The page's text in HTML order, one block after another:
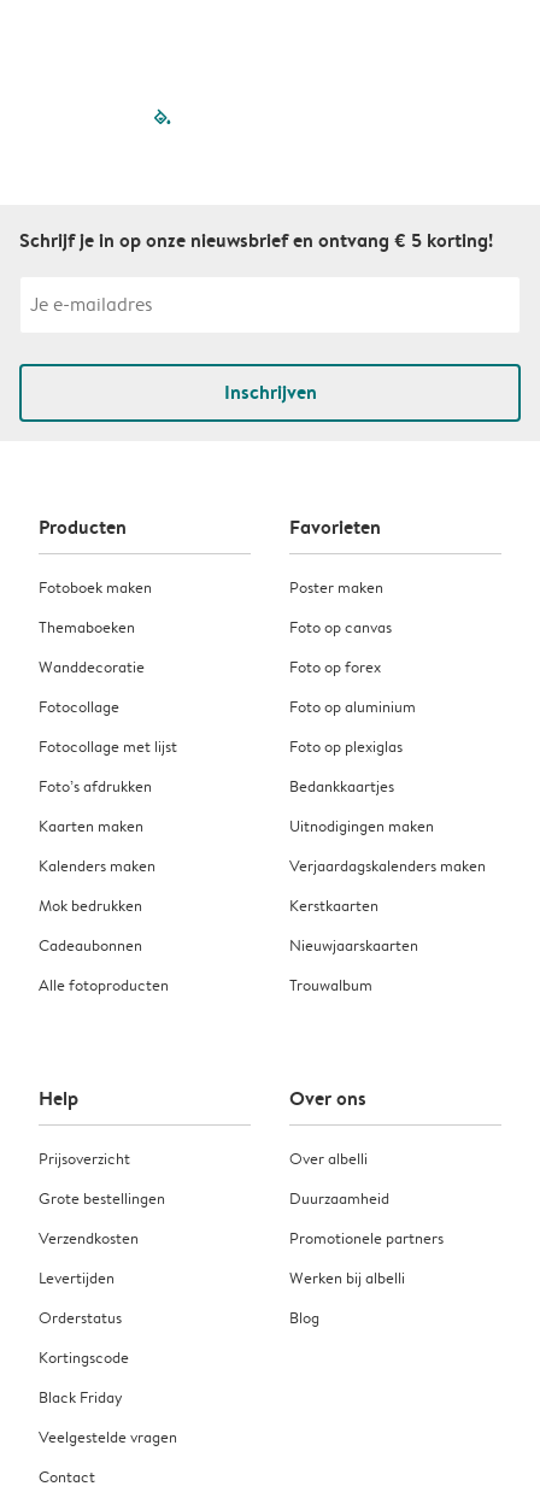
filled-pagination
Schrijf je in op onze nieuwsbrief en ontvang € 5 korting!
Inschrijven
Producten
Fotoboek maken
Themaboeken
Wanddecoratie
Fotocollage
Fotocollage met lijst
Foto’s afdrukken
Kaarten maken
Kalenders maken
Mok bedrukken
Cadeaubonnen
Alle fotoproducten
Favorieten
Poster maken
Foto op canvas
Foto op forex
Foto op aluminium
Foto op plexiglas
Bedankkaartjes
Uitnodigingen maken
Verjaardagskalenders maken
Kerstkaarten
Nieuwjaarskaarten
Trouwalbum
Help
Prijsoverzicht
Grote bestellingen
Verzendkosten
Levertijden
Orderstatus
Kortingscode
Black Friday
Veelgestelde vragen
Contact
Over ons
Over albelli
Duurzaamheid
Promotionele partners
Werken bij albelli
Blog